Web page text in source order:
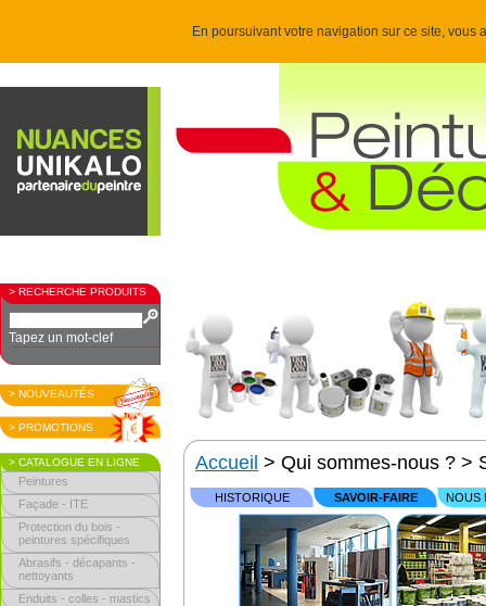
En poursuivant votre navigation sur ce site,
> RECHERCHE PRODUITS
Tapez un mot-clef
> NOUVEAUTÉS
> PROMOTIONS
> CATALOGUE EN LIGNE
Peintures
Façade - ITE
Protection du bois -
peintures spécifiques
Abrasifs - décapants -
nettoyants
Enduits - colles - mastics
Accueil > Qui sommes-nous ? >
HISTORIQUE SAVOIR-FAIRE NOUS